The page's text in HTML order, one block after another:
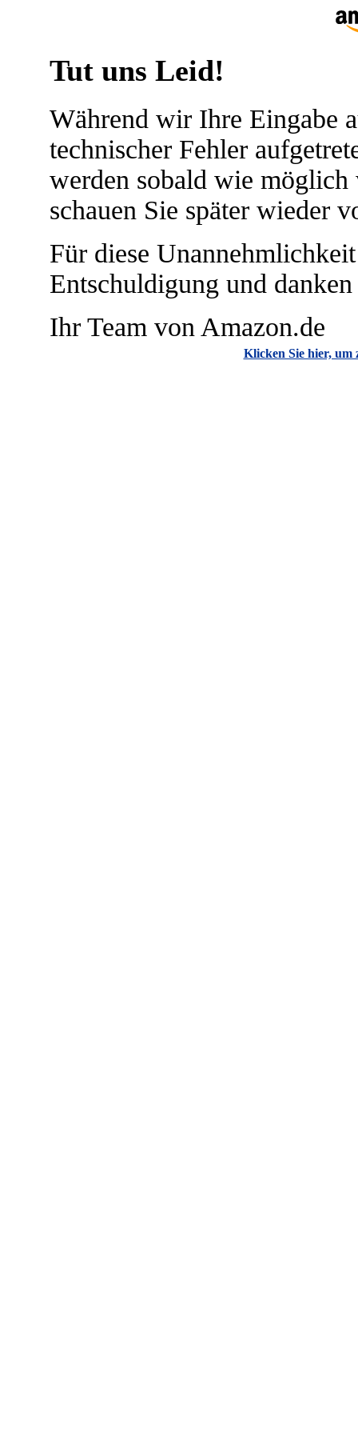
Tut uns Leid!
Während wir Ihre Eingabe
technischer Fehler
werden sobald wie
schauen Sie später wieder
Für diese
Entschuldigung und
Ihr Team von Amazon.de
Klicken Sie hier, um